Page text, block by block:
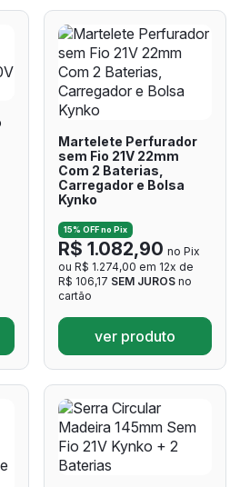
Martelete Perfurador
sem Fio 21V 22mm
Com 2 Baterias,
Carregador e Bolsa
Kynko
15% OFF no Pix
R$ 1.082,90 no Pix
ou R$ 1.274,00 em 12x de
R$ 106,17 SEM JUROS no
cartão
ver produto